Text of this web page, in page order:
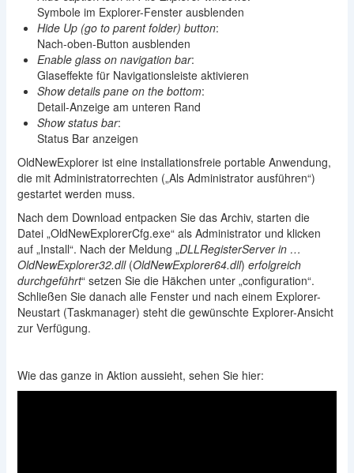
Symbole im Explorer-Fenster ausblenden
Hide Up (go to parent folder) button:
Nach-oben-Button ausblenden
Enable glass on navigation bar:
Glaseffekte für Navigationsleiste aktivieren
Show details pane on the bottom:
Detail-Anzeige am unteren Rand
Show status bar:
Status Bar anzeigen
OldNewExplorer ist eine installationsfreie portable Anwendung,
die mit Administratorrechten („Als Administrator ausführen“)
gestartet werden muss.
Nach dem Download entpacken Sie das Archiv, starten die
Datei „OldNewExplorerCfg.exe“ als Administrator und klicken
auf „Install“. Nach der Meldung „DLLRegisterServer in …
OldNewExplorer32.dll(OldNewExplorer64.dll) erfolgreich
durchgeführt“ setzen Sie die Häkchen unter „configuration“.
Schließen Sie danach alle Fenster und nach einem Explorer-
Neustart (Taskmanager) steht die gewünschte Explorer-Ansicht
zur Verfügung.
Wie das ganze in Aktion aussieht, sehen Sie hier: